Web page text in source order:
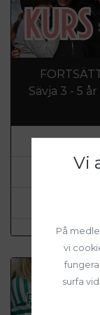
Sävja 3 - 5
Vi
På
vi
surfa